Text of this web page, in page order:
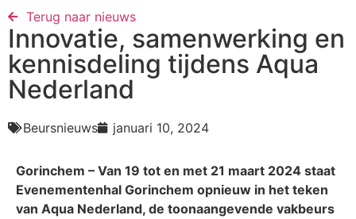
Terug naar nieuws​
Innovatie, samenwerking en
kennisdeling tijdens Aqua
Nederland
Beursnieuws januari 10, 2024
Gorinchem – Van 19 tot en met 21 maart 2024 staat
Evenementenhal Gorinchem opnieuw in het teken
van Aqua Nederland, de toonaangevende vakbeurs